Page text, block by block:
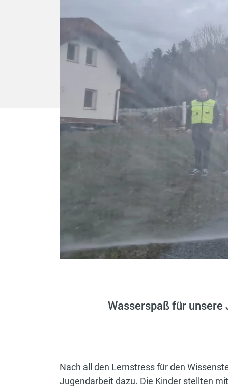
Wasserspaß für unsere
Nach all den Lernstress für den
Jugendarbeit dazu. Die Kinder stellten